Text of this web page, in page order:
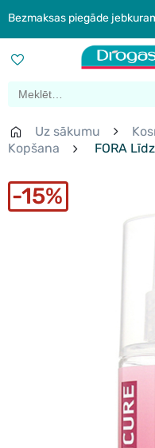
Bezmaksas piegāde
Uz sākumu
Kopšana
FORA
15%